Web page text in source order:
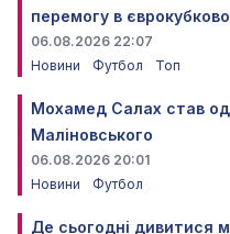
перемогу в
06.08.2026 22:07
Новини
Футбол Топ
Мохамед Салах став
Маліновського
06.08.2026 20:01
Новини
Футбол
Де сьогодні дивитися